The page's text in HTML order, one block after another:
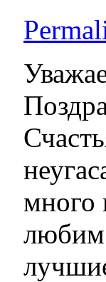
много
любим